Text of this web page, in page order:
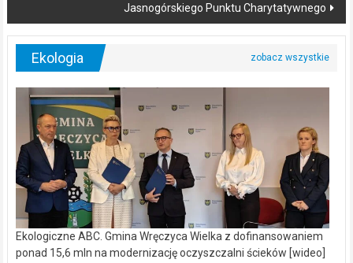
Jasnogórskiego Punktu Charytatywnego
Ekologia
Ekologiczne ABC. Gmina Wręczyca Wielka z dofinansowaniem
ponad 15,6 mln na modernizację oczyszczalni ścieków [wideo]